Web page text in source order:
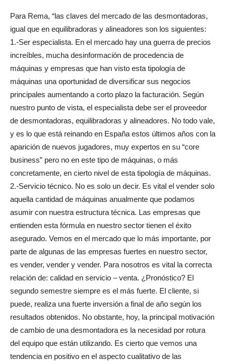
Para Rema, “las claves del mercado de las desmontadoras,
igual que en equilibradoras y alineadores son los siguientes:
1.-Ser especialista. En el mercado hay una guerra de precios
increíbles, mucha desinformación de procedencia de
máquinas y empresas que han visto esta tipología de
máquinas una oportunidad de diversificar sus negocios
principales aumentando a corto plazo la facturación. Según
nuestro punto de vista, el especialista debe ser el proveedor
de desmontadoras, equilibradoras y alineadores. No todo vale,
y es lo que está reinando en España estos últimos años con la
aparición de nuevos jugadores, muy expertos en su “core
business” pero no en este tipo de máquinas, o más
concretamente, en cierto nivel de esta tipología de máquinas.
2.-Servicio técnico. No es solo un decir. Es vital el vender solo
aquella cantidad de máquinas anualmente que podamos
asumir con nuestra estructura técnica. Las empresas que
entienden esta fórmula en nuestro sector tienen el éxito
asegurado. Vemos en el mercado que lo más importante, por
parte de algunas de las empresas fuertes en nuestro sector,
es vender, vender y vender. Para nosotros es vital la correcta
relación de: calidad en servicio – venta. ¿Pronóstico? El
segundo semestre siempre es el más fuerte. El cliente, si
puede, realiza una fuerte inversión a final de año según los
resultados obtenidos. No obstante, hoy, la principal motivación
de cambio de una desmontadora es la necesidad por rotura
del equipo que están utilizando. Es cierto que vemos una
tendencia en positivo en el aspecto cualitativo de las